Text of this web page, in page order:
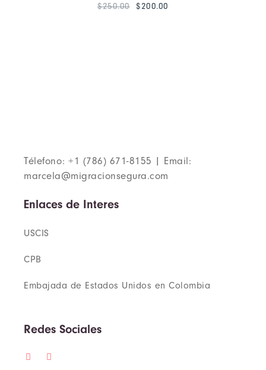
$250.00 $200.00
Télefono: +1 (786) 671-8155 | Email:
marcela@migracionsegura.com
Enlaces de Interes
USCIS
CPB
Embajada de Estados Unidos en Colombia
Redes Sociales